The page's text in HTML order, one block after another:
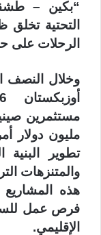
“بكين –
التحتية
الرحلات على
مليون دولار
تطوير البنية
والمتنزهات
هذه المشاريع
فرص عمل
الإقليمي.